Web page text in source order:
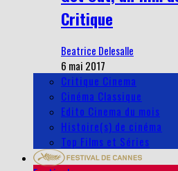
Critique
Beatrice Delesalle
6 mai 2017
Critique Cinema
Cinéma Classique
Edito Cinema du mois
Histoire(s) de cinéma
Top Films et Séries